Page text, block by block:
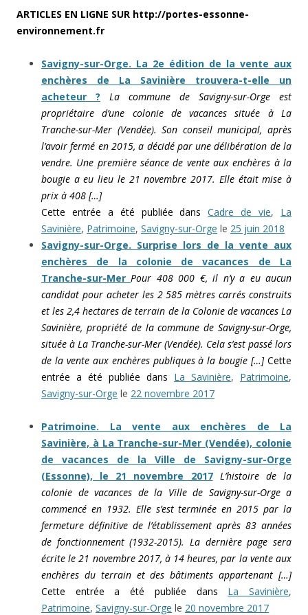
ARTICLES EN LIGNE SUR http://portes-essonne-
environnement.fr
Savigny-sur-Orge. La 2e édition de la vente aux
enchères de La Savinière trouvera-t-elle un
acheteur ?
La commune de Savigny-sur-Orge est
propriétaire d’une colonie de vacances située à La
Tranche-sur-Mer (Vendée). Son conseil municipal, après
l’avoir fermé en 2015, a décidé par une délibération de la
vendre. Une première séance de vente aux enchères à la
bougie a eu lieu le 21 novembre 2017. Elle était mise à
prix à 408 […]
Cette entrée a été publiée dans Cadre de vie, La
Savinière, Patrimoine, Savigny-sur-Orge le 25 juin 2018
Savigny-sur-Orge. Surprise lors de la vente aux
enchères de la colonie de vacances de La
Tranche-sur-MerPour 408 000 €, il n’y a eu aucun
candidat pour acheter les 2 585 mètres carrés construits
et les 2,4 hectares de terrain de la Colonie de vacances La
Savinière, propriété de la commune de Savigny-sur-Orge,
située à La Tranche-sur-Mer (Vendée). Cela s’est passé lors
de la vente aux enchères publiques à la bougie […] Cette
entrée a été publiée dans La Savinière, Patrimoine,
Savigny-sur-Orge le 22 novembre 2017
Patrimoine. La vente aux enchères de La
Savinière, à La Tranche-sur-Mer (Vendée), colonie
de vacances de la Ville de Savigny-sur-Orge
(Essonne), le 21 novembre 2017 L’histoire de la
colonie de vacances de la Ville de Savigny-sur-Orge a
commencé en 1932. Elle s’est terminée en 2015 par la
fermeture définitive de l’établissement après 83 années
de fonctionnement (1932-2015). La dernière page sera
écrite le 21 novembre 2017, à 14 heures, par la vente aux
enchères du terrain et des bâtiments appartenant […]
Cette entrée a été publiée dans
La Savinière,
Patrimoine, Savigny-sur-Orge le 20 novembre 2017